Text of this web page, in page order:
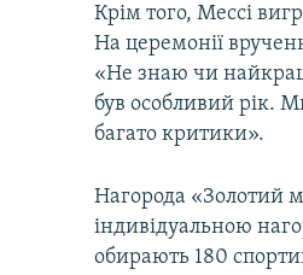
Крім того, Мессі
На церемонії
«Не знаю чи
був особливий рік.
багато критики».
Нагорода «Золотий
індивідуальною
обирають 180